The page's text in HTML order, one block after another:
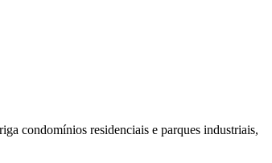
condomínios residenciais e parques industriais,